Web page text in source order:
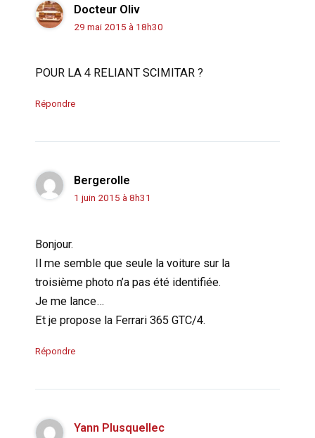
Docteur Oliv
29 mai 2015 à 18h30
POUR LA 4 RELIANT SCIMITAR ?
Répondre
Bergerolle
1 juin 2015 à 8h31
Bonjour.
Il me semble que seule la voiture sur la
troisième photo n’a pas été identifiée.
Je me lance…
Et je propose la Ferrari 365 GTC/4.
Répondre
Yann Plusquellec